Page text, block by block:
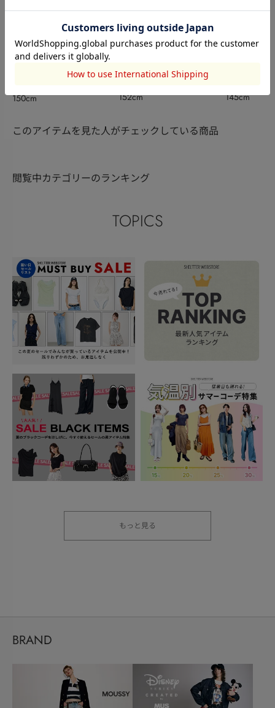
RODEO CROWNS WIDE
150cm
RODEO CROWNS WIDE
152cm
145cm
このアイテムを見た人がチェックしている商品
閲覧中カテゴリーのランキング
TOPICS
もっと見る
BRAND